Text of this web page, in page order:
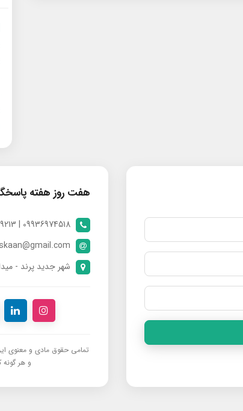
هفت روز هفته
09936974518 | 09024929213 | 09398370112
شهر جدید پرند -
تمامی حقوق مادی و معنوی
و هر گونه